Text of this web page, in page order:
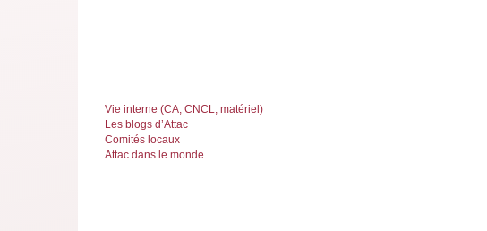
Vie interne (CA, CNCL, matériel)
Les blogs d’Attac
Comités locaux
Attac dans le monde